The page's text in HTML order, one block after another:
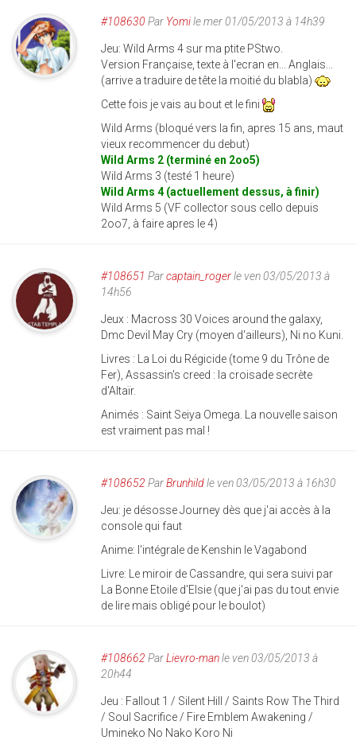
#108630 Par Yomile mer 01/05/2013 à 14h39
Jeu: Wild Arms 4 sur ma ptite PStwo.
Version Française, texte à l'ecran en... Anglais...
(arrive a traduire de tête la moitié du blabla)
Cette fois je vais au bout et le fini
Wild Arms (bloqué vers la fin, apres 15 ans, maut
vieux recommencer du debut)
Wild Arms 2 (terminé en 2oo5)
Wild Arms 3 (testé 1 heure)
Wild Arms 4 (actuellement dessus, à finir)
Wild Arms 5 (VF collector sous cello depuis
2oo7, à faire apres le 4)
#108651 Parcaptain_rogerle ven 03/05/2013 à
14h56
Jeux : Macross 30 Voices around the galaxy,
Dmc Devil May Cry (moyen d'ailleurs), Ni no Kuni.
Livres : La Loi du Régicide (tome 9 du Trône de
Fer), Assassin's creed : la croisade secrète
d'Altaïr.
Animés : Saint Seiya Omega. La nouvelle saison
est vraiment pas mal !
#108652 ParBrunhildle ven 03/05/2013 à 16h30
Jeu: je désosse Journey dès que j'ai accès à la
console qui faut
Anime: l'intégrale de Kenshin le Vagabond
Livre: Le miroir de Cassandre, qui sera suivi par
La Bonne Etoile d'Elsie (que j'ai pas du tout envie
de lire mais obligé pour le boulot)
#108662 ParLievro-manle ven 03/05/2013 à
20h44
Jeu : Fallout 1 / Silent Hill / Saints Row The Third
/ Soul Sacrifice / Fire Emblem Awakening /
Umineko No Nako Koro Ni